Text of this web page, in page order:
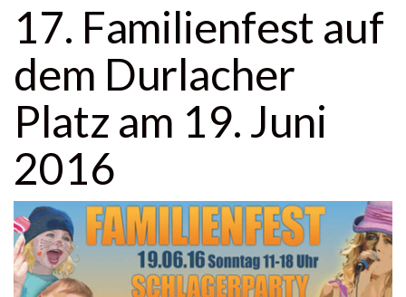
17. Familienfest auf
dem Durlacher
Platz am 19. Juni
2016